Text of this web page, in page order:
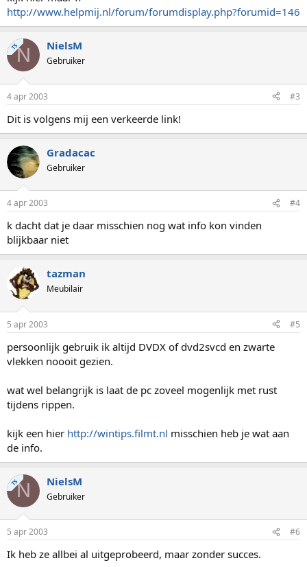
http://www.helpmij.nl/forum/forumdisplay.php?forumid=146
TSN NielsM
Gebruiker
4 apr 2003 #3
Dit is volgens mij een verkeerde link!
Gradacac
Gebruiker
4 apr 2003 #4
k dacht dat je daar misschien nog wat info kon vinden
blijkbaar niet
tazman
Meubilair
5 apr 2003 #5
persoonlijk gebruik ik altijd DVDX of dvd2svcd en zwarte
vlekken noooit gezien.
wat wel belangrijk is laat de pc zoveel mogenlijk met rust
tijdens rippen.
kijk een hier http://wintips.filmt.nl misschien heb je wat aan
de info.
TSN NielsM
Gebruiker
5 apr 2003 #6
Ik heb ze allbei al uitgeprobeerd, maar zonder succes.